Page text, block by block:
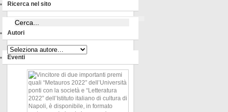
Ricerca nel sito
Autori
Eventi